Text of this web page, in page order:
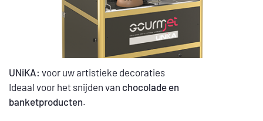
UNiKA: voor uw artistieke decoraties
Ideaal voor het snijden van chocolade en
banketproducten.